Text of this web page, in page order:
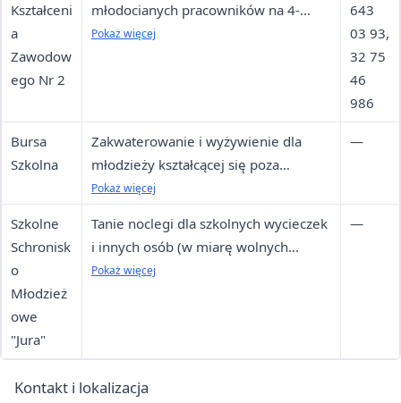
Kształceni
a
Zawodow
ego Nr 2
młodocianych pracowników na 4-
tygodniowych turnusach zawodowych
Pokaż więcej
643
03 93,
32 75
46
986
Bursa
Szkolna
Zakwaterowanie i wyżywienie dla
młodzieży kształcącej się poza
miejscem stałego zamieszkania, w
Pokaż więcej
—
Szkolne
Schronisk
o
Młodzież
owe
"Jura"
Tanie noclegi dla szkolnych wycieczek
i innych osób (w miarę wolnych
miejsc); czynne cały rok
Pokaż więcej
—
Kontakt i lokalizacja